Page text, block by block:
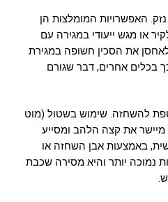
האפשרויות המומלצות הן
או מגש ייעודי במגירה עם
לאחסן את הסכין חשופה במגירת
בכלים אחרים, דבר שגורם
להשחזה. שימוש בשטול (מוט
את קצה הלהב ומסייע
באמצעות אבן השחזה או
נמוכה יותר והיא מסירה שכבת